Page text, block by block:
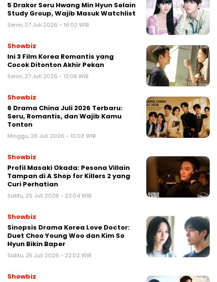
5 Drakor Seru Hwang Min Hyun Selain
Study Group, Wajib Masuk Watchlist
Senin, 27 Juli 2026 - 16:02 WIB
Showbiz
Ini 3 Film Korea Romantis yang
Cocok Ditonton Akhir Pekan
Senin, 27 Juli 2026 - 13:08 WIB
Showbiz
6 Drama China Juli 2026 Terbaru:
Seru, Romantis, dan Wajib Kamu
Tonton
Minggu, 26 Juli 2026 - 10:03 WIB
Showbiz
Profil Masaki Okada: Pesona Villain
Tampan di A Shop for Killers 2 yang
Curi Perhatian
Sabtu, 25 Juli 2026 - 23:04 WIB
Showbiz
Sinopsis Drama Korea Love Doctor:
Duet Choo Young Woo dan Kim So
Hyun Bikin Baper
Sabtu, 25 Juli 2026 - 22:02 WIB
Showbiz